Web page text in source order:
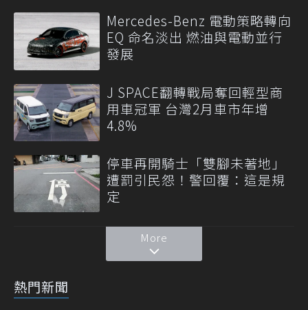
Mercedes-Benz 電動策略轉向
EQ 命名淡出 燃油與電動並行
發展
J SPACE翻轉戰局奪回輕型商
用車冠軍 台灣2月車市年增
4.8%
停車再開騎士「雙腳未著地」
遭罰引民怨！警回覆：這是規
定
More
熱門新聞